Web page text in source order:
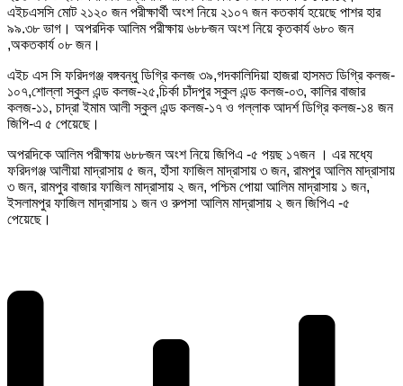
এইচএসসি মোট ২১২০ জন পরীক্ষার্থী অংশ নিয়ে ২১০৭ জন কতকার্য হয়েছে পাশর হার
৯৯.৩৮ ভাগ। অপরদিক আলিম পরীক্ষায় ৬৮৮জন অংশ নিয়ে কৃতকার্য ৬৮০ জন
,অকতকার্য ০৮ জন।
এইচ এস সি ফরিদগঞ্জ বঙ্গবন্ধু ডিগ্রি কলজ ৩৯,গদকালিদিয়া হাজরা হাসমত ডিগ্রি কলজ-
১০৭,শোল্লা স্কুল এন্ড কলজ-২৫,চির্কা চাঁদপুর স্কুল এন্ড কলজ-০৩, কালির বাজার
কলজ-১১, চাদ্রা ইমাম আলী স্কুল এন্ড কলজ-১৭ ও গল্লাক আদর্শ ডিগ্রি কলজ-১৪ জন
জিপি-এ ৫ পেয়েছে।
অপরদিকে আলিম পরীক্ষায় ৬৮৮জন অংশ নিয়ে জিপিএ -৫ পয়ছ ১৭জন । এর মধ্যে
ফরিদগঞ্জ আলীয়া মাদ্রাসায় ৫ জন, হাঁসা ফাজিল মাদ্রাসায় ৩ জন, রামপুর আলিম মাদ্রাসায়
৩ জন, রামপুর বাজার ফাজিল মাদ্রাসায় ২ জন, পশ্চিম পোয়া আলিম মাদ্রাসায় ১ জন,
ইসলামপুর ফাজিল মাদ্রাসায় ১ জন ও রুপসা আলিম মাদ্রাসায় ২ জন জিপিএ -৫
পেয়েছে।